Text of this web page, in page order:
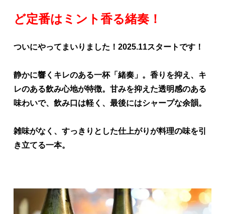
ど定番はミント香る緒奏！
ついにやってまいりました！2025.11スタートです！
静かに響くキレのある一杯「緒奏」。香りを抑え、キ
レのある飲み心地が特徴。甘みを抑えた透明感のある
味わいで、飲み口は軽く、最後にはシャープな余韻。
雑味がなく、すっきりとした仕上がりが料理の味を引
き立てる一本。